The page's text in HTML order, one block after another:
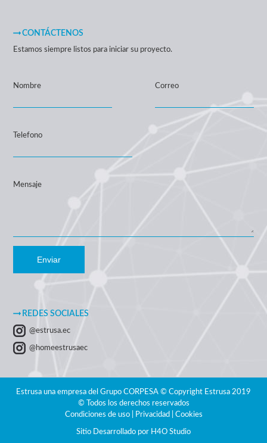
CONTÁCTENOS
Estamos siempre listos para iniciar su proyecto.
Nombre Correo
Telefono
Mensaje
Enviar
REDES SOCIALES
@estrusa.ec
@homeestrusaec
Estrusa una empresa del Grupo CORPESA © Copyright Estrusa 2019
© Todos los derechos reservados
Condiciones de uso | Privacidad | Cookies
Sitio Desarrollado por H4O Studio